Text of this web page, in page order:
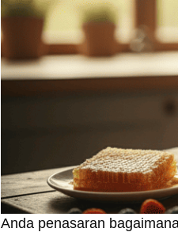
Anda penasaran